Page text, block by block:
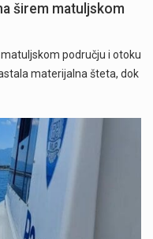
širem matuljskom
području i otoku
materijalna šteta, dok